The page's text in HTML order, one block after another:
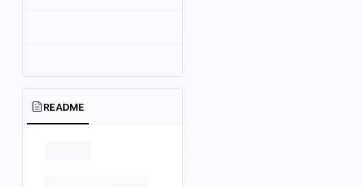
README